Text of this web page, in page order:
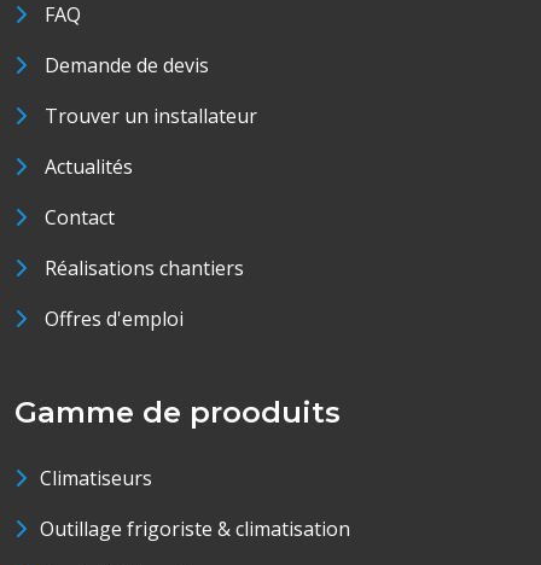
FAQ
Demande de devis
Trouver un installateur
Actualités
Contact
Réalisations chantiers
Offres d'emploi
Gamme de prooduits
Climatiseurs
Outillage frigoriste & climatisation